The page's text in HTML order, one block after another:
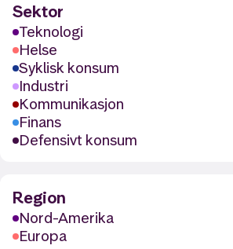
Sektor
Teknologi
Helse
Syklisk konsum
Industri
Kommunikasjon
Finans
Defensivt konsum
Region
Nord-Amerika
Europa